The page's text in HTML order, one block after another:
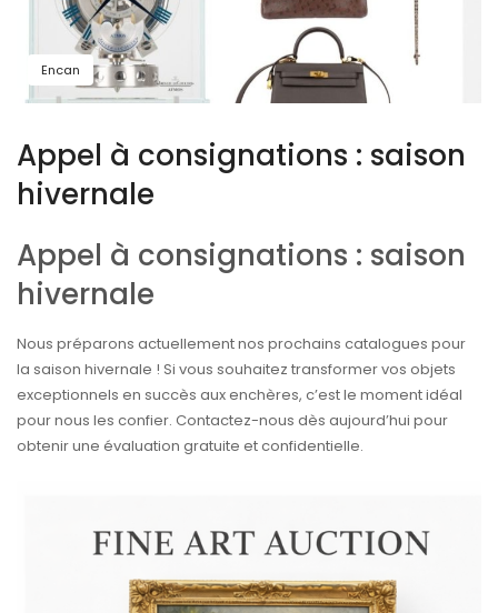
Encan
Appel à consignations : saison
hivernale
Appel à consignations : saison
hivernale
Nous préparons actuellement nos prochains catalogues pour
la saison hivernale ! Si vous souhaitez transformer vos objets
exceptionnels en succès aux enchères, c’est le moment idéal
pour nous les confier. Contactez-nous dès aujourd’hui pour
obtenir une évaluation gratuite et confidentielle.